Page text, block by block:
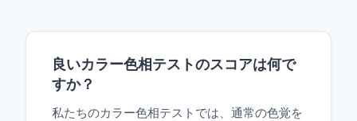
良いカラー色相テストのスコアは何で
すか？
私たちのカラー色相テストでは、通常の色覚を